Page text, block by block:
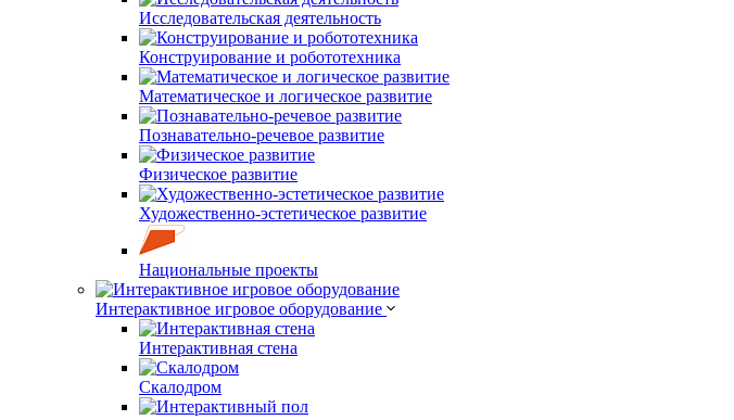
Исследовательская деятельность
Конструирование и робототехника
Математическое и логическое развитие
Познавательно-речевое развитие
Физическое развитие
Художественно-эстетическое развитие
Национальные проекты
Интерактивное игровое оборудование
Интерактивная стена
Скалодром